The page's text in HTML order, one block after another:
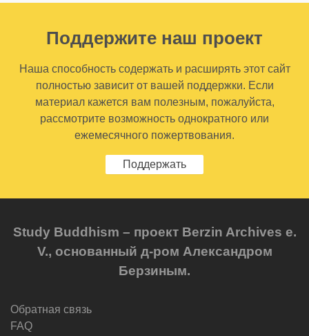
Поддержите наш проект
Наша способность содержать и расширять этот сайт
полностью зависит от вашей поддержки. Если
материал кажется вам полезным, пожалуйста,
рассмотрите возможность однократного или
ежемесячного пожертвования.
Поддержать
Study Buddhism – проект Berzin Archives e.
V., основанный д-ром Александром
Берзиным.
Обратная связь
FAQ